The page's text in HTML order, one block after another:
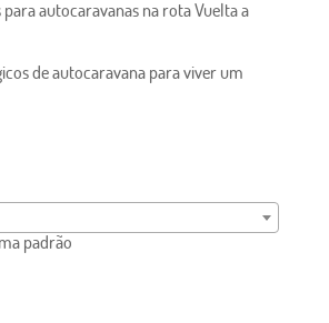
para autocaravanas na rota Vuelta a
de autocaravana para viver um
padrão